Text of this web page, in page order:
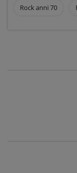
Rock anni 70